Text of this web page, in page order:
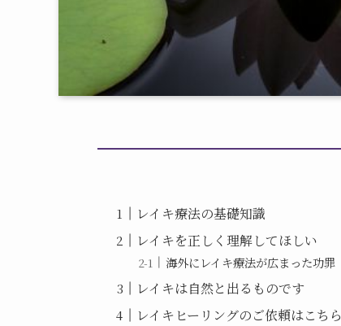
レイキ療法の基礎知識
レイキを正しく理解してほしい
海外にレイキ療法が広まった功罪
レイキは自然と出るものです
レイキヒーリングのご依頼はこちら